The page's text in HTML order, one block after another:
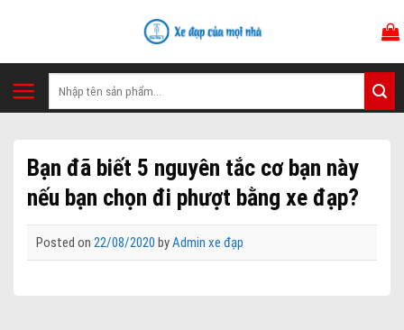
Tìm
kiếm:
Bạn đã biết 5 nguyên tắc cơ bạn này
nếu bạn chọn đi phượt bằng xe đạp?
Posted on 22/08/2020 byAdmin xe đạp